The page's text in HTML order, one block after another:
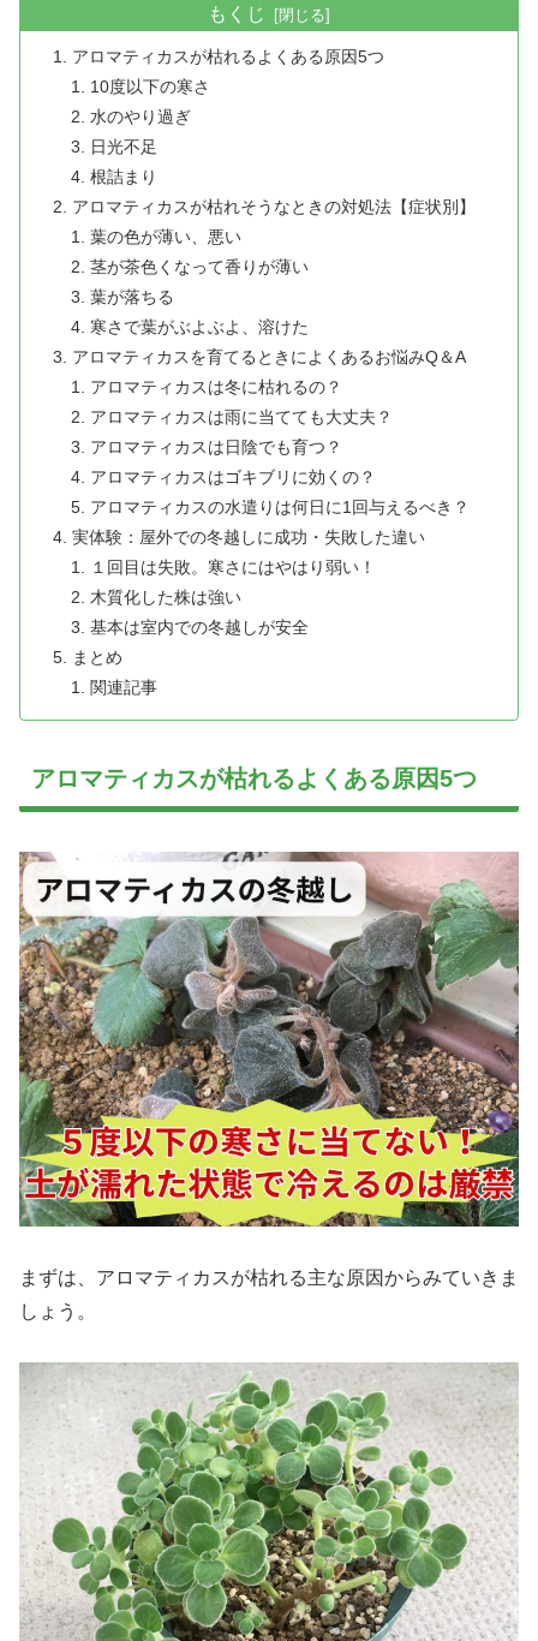
もくじ
アロマティカスが枯れるよくある原因5つ
10度以下の寒さ
水のやり過ぎ
日光不足
根詰まり
アロマティカスが枯れそうなときの対処法【症状別】
葉の色が薄い、悪い
茎が茶色くなって香りが薄い
葉が落ちる
寒さで葉がぶよぶよ、溶けた
アロマティカスを育てるときによくあるお悩みQ＆A
アロマティカスは冬に枯れるの？
アロマティカスは雨に当てても大丈夫？
アロマティカスは日陰でも育つ？
アロマティカスはゴキブリに効くの？
アロマティカスの水遣りは何日に1回与えるべき？
実体験：屋外での冬越しに成功・失敗した違い
１回目は失敗。寒さにはやはり弱い！
木質化した株は強い
基本は室内での冬越しが安全
まとめ
関連記事
アロマティカスが枯れるよくある原因5つ
まずは、アロマティカスが枯れる主な原因からみていきま
しょう。